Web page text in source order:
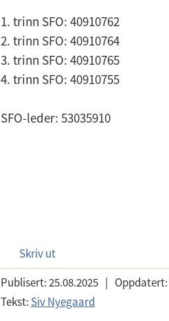
1. trinn SFO: 40910762
2. trinn SFO: 40910764
3. trinn SFO: 40910765
4. trinn SFO: 40910755
SFO-leder: 53035910
Skriv ut
Publisert:25.08.2025 | Oppdatert:
Tekst: Siv Nyegaard